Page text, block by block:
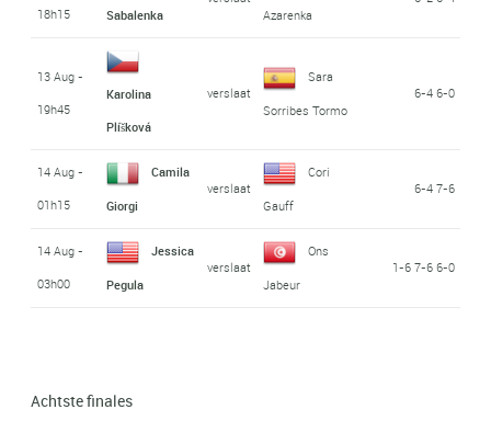
18h15
Sabalenka Azarenka
13 Aug -
19h45
Karolina
Plíšková
verslaat
Sara
Sorribes Tormo
6-4 6-0
14 Aug -
01h15
Camila
Giorgi
verslaat
Cori
Gauff
6-4 7-6
14 Aug -
03h00
Jessica
Pegula
verslaat
Ons
Jabeur
1-6 7-6 6-0
Achtste finales